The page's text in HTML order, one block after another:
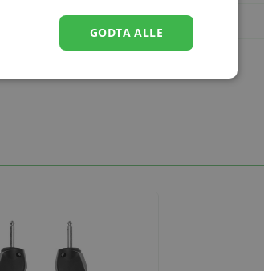
GODTA ALLE